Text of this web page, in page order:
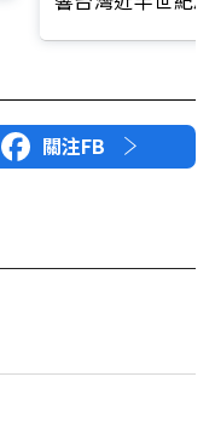
關注FB